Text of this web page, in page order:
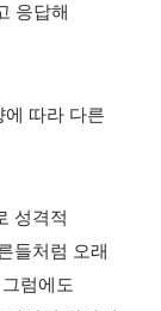
응답해
에 따라 다른
성격적
들처럼 오래
럼에도